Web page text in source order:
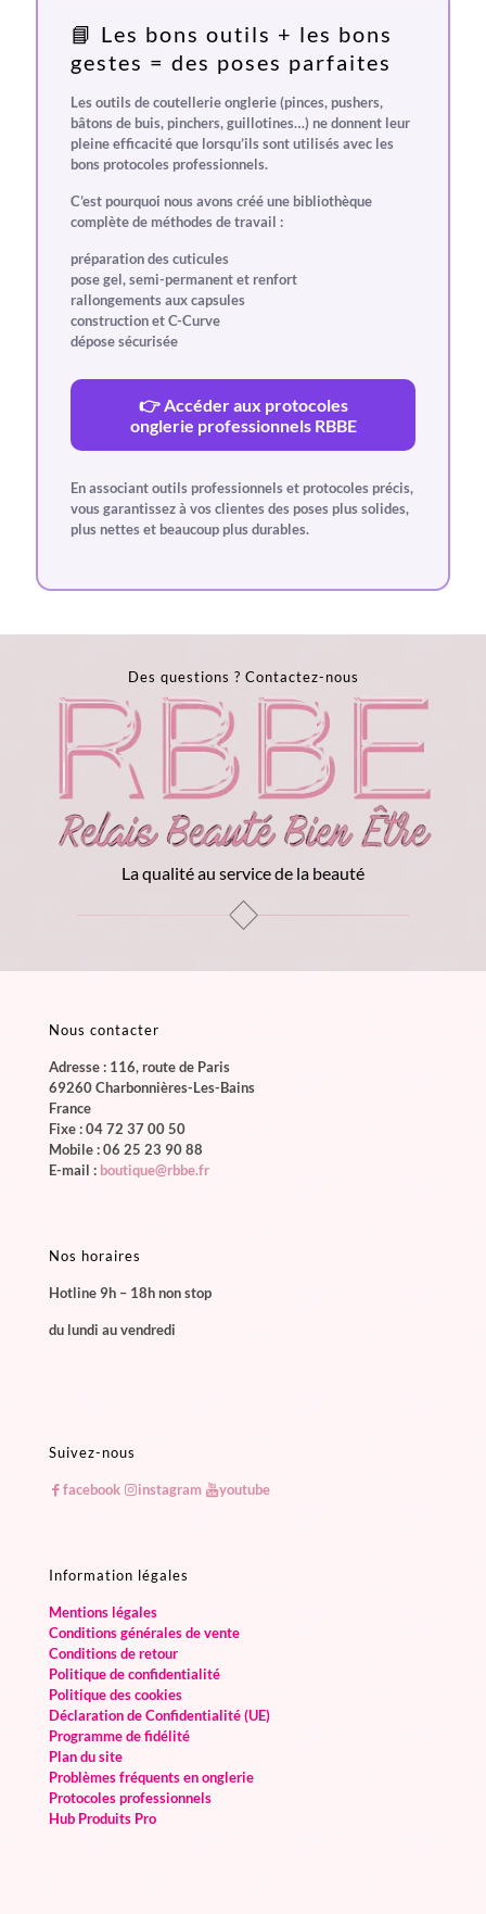
📘 Les bons outils + les bons
gestes = des poses parfaites
Les outils de coutellerie onglerie (pinces, pushers,
bâtons de buis, pinchers, guillotines…) ne donnent leur
pleine efficacité que lorsqu’ils sont utilisés avec les
bons protocoles professionnels.
C’est pourquoi nous avons créé une bibliothèque
complète de méthodes de travail :
préparation des cuticules
pose gel, semi-permanent et renfort
rallongements aux capsules
construction et C-Curve
dépose sécurisée
👉 Accéder aux protocoles
onglerie professionnels RBBE
En associantoutils professionnelset protocoles précis,
vous garantissez à vos clientes des poses plus solides,
plus nettes et beaucoup plus durables.
Des questions ? Contactez-nous
La qualité au service de la beauté
Nous contacter
Adresse : 116, route de Paris
69260 Charbonnières-Les-Bains
France
Fixe :04 72 37 00 50
Mobile :06 25 23 90 88
E-mail : boutique@rbbe.fr
Nos horaires
Hotline 9h – 18h non stop
du lundi au vendredi
Suivez-nous
facebook instagram youtube
Information légales
Mentions légales
Conditions générales de vente
Conditions de retour
Politique de confidentialité
Politique des cookies
Déclaration de Confidentialité (UE)
Programme de fidélité
Plan du site
Problèmes fréquents en onglerie
Protocoles professionnels
Hub Produits Pro